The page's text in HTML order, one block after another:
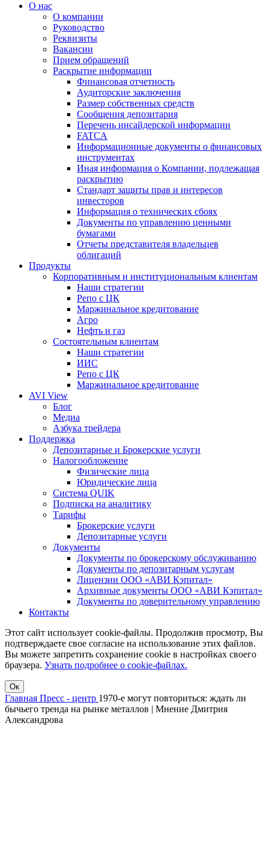
О нас
О компании
Руководство
Реквизиты
Вакансии
Прием обращений
Раскрытие информации
Финансовая отчетность
Аудиторские заключения
Размер собственных средств
Сообщения депозитария
Перечень инсайдерской информации
FATCA
Информационные документы о финансовых
инструментах
Иная информация о Компании, подлежащая
раскрытию
Стандарт защиты прав и интересов
инвесторов
Информация о технических сбоях
Документы по управлению ценными
бумагами
Отчеты представителя владельцев
облигаций
Продукты
Корпоративным и институциональным клиентам
Наши стратегии
Репо с ЦК
Маржинальное кредитование
Агро
Нефть и газ
Состоятельным клиентам
Наши стратегии
ИИС
Репо с ЦК
Маржинальное кредитование
AVI View
Блог
Медиа
Азбука трейдера
Поддержка
Депозитарные и Брокерские услуги
Налогообложение
Физические лица
Юридические лица
Система QUIK
Подписка на аналитику
Тарифы
Брокерские услуги
Депозитарные услуги
Документы
Документы по брокерскому обслуживанию
Документы по депозитарным услугам
Лицензии ООО «АВИ Кэпитал»
Архивные документы ООО «АВИ Кэпитал»
Документы по доверительному управлению
Контакты
Этот сайт использует cookie-файлы. Продолжив просмотр, Вы
подтверждаете свое согласие на использование этих файлов.
Вы можете запретить сохранение cookie в настройках своего
браузера. Узнать подробнее о cookie-файлах.
Ок
Главная Пресс - центр 1970-е могут повториться: ждать ли
бычьего тренда на рынке металлов | Мнение Дмитрия
Александрова